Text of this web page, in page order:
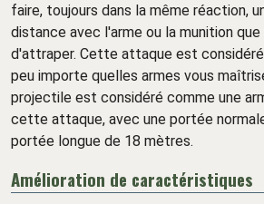
faire, toujours dans la même réaction,
distance avec l'arme ou la munition que
d'attraper. Cette attaque est
peu importe quelles armes vous
projectile est considéré comme une
cette attaque, avec une portée
portée longue de 18 mètres.
Amélioration de caractéristiques